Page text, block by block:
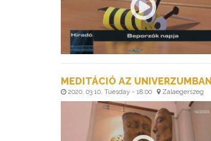
MEDITÁCIÓ AZ UNIVERZUMBAN
2020. 03 10. Tuesday - 18:00 Zalaegerszeg